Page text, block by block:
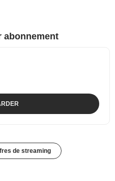
abonnement
de streaming